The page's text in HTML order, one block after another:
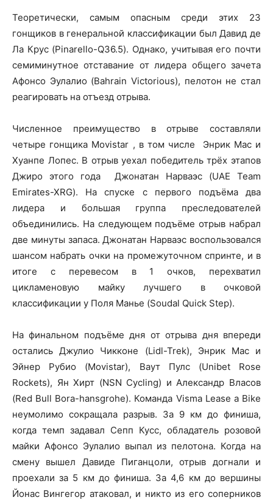
Теоретически, самым опасным среди этих 23
гонщиков в генеральной классификации был Давид де
Ла Крус (Pinarello-Q36.5). Однако, учитывая его почти
семиминутное отставание от лидера общего зачета
Афонсо Эулалио (Bahrain Victorious), пелотон не стал
реагировать на отъезд отрыва.
Численное преимущество в отрыве составляли
четыре гонщика Movistar , в том числе Энрик Мас и
Хуанпе Лопес. В отрыв уехал победитель трёх этапов
Джиро этого года Джонатан Нарваэс (UAE Team
Emirates-XRG). На спуске с первого подъёма два
лидера и большая группа преследователей
объединились. На следующем подъёме отрыв набрал
две минуты запаса. Джонатан Нарваэс воспользовался
шансом набрать очки на промежуточном спринте, и в
итоге с перевесом в 1 очков, перехватил
цикламеновую майку лучшего в очковой
классификации у Поля Манье (Soudal Quick Step).
На финальном подъёме дня от отрыва дня впереди
остались Джулио Чикконе (Lidl-Trek), Энрик Мас и
Эйнер Рубио (Movistar), Ваут Пулс (Unibet Rose
Rockets), Ян Хирт (NSN Cycling) и Александр Власов
(Red Bull Bora-hansgrohe). Команда Visma Lease a Bike
неумолимо сокращала разрыв. За 9 км до финиша,
когда темп задавал Сепп Кусс, обладатель розовой
майки Афонсо Эулалио выпал из пелотона. Когда на
смену вышел Давиде Пиганцоли, отрыв догнали и
проехали за 5 км до финиша. За 4,6 км до вершины
Йонас Вингегор атаковал, и никто из его соперников